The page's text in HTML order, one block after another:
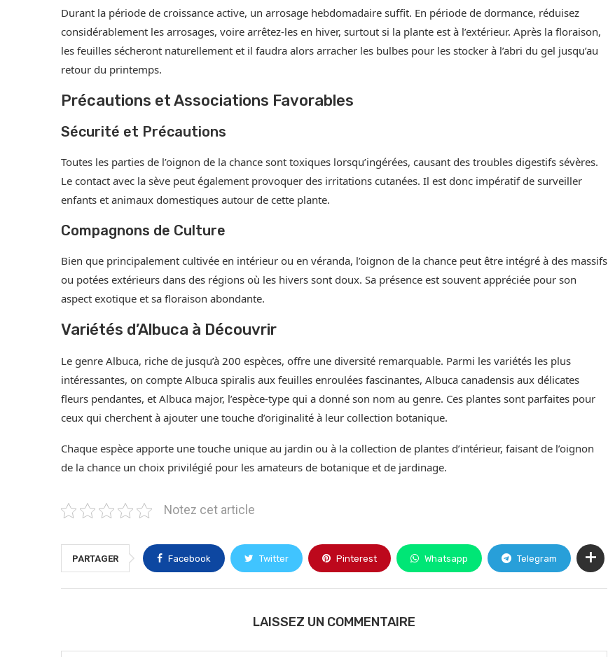
Durant la période de croissance active, un arrosage hebdomadaire suffit. En période de dormance, réduisez
considérablement les arrosages, voire arrêtez-les en hiver, surtout si la plante est à l’extérieur. Après la floraison,
les feuilles sécheront naturellement et il faudra alors arracher les bulbes pour les stocker à l’abri du gel jusqu’au
retour du printemps.
Précautions et Associations Favorables
Sécurité et Précautions
Toutes les parties de l’oignon de la chance sont toxiques lorsqu’ingérées, causant des troubles digestifs sévères.
Le contact avec la sève peut également provoquer des irritations cutanées. Il est donc impératif de surveiller
enfants et animaux domestiques autour de cette plante.
Compagnons de Culture
Bien que principalement cultivée en intérieur ou en véranda, l’oignon de la chance peut être intégré à des massifs
ou potées extérieurs dans des régions où les hivers sont doux. Sa présence est souvent appréciée pour son
aspect exotique et sa floraison abondante.
Variétés d’Albuca à Découvrir
Le genre Albuca, riche de jusqu’à 200 espèces, offre une diversité remarquable. Parmi les variétés les plus
intéressantes, on compte Albuca spiralis aux feuilles enroulées fascinantes, Albuca canadensis aux délicates
fleurs pendantes, et Albuca major, l’espèce-type qui a donné son nom au genre. Ces plantes sont parfaites pour
ceux qui cherchent à ajouter une touche d’originalité à leur collection botanique.
Chaque espèce apporte une touche unique au jardin ou à la collection de plantes d’intérieur, faisant de l’oignon
de la chance un choix privilégié pour les amateurs de botanique et de jardinage.
Notez cet article
PARTAGER Facebook Twitter Pinterest Whatsapp Telegram
LAISSEZ UN COMMENTAIRE